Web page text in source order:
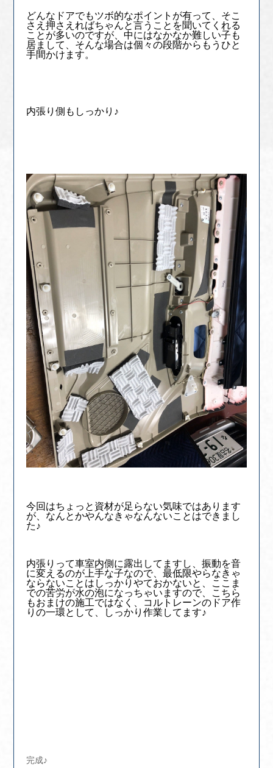
どんなドアでもツボ的なポイントが有って、そこ
さえ押さえればちゃんと言うことを聞いてくれる
ことが多いのですが、中にはなかなか難しい子も
居まして、そんな場合は個々の段階からもうひと
手間かけます。
内張り側もしっかり♪
今回はちょっと資材が足らない気味ではあります
が、なんとかやんなきゃなんないことはできまし
た♪
内張りって車室内側に露出してますし、振動を音
に変えるのが上手な子なので、最低限やらなきゃ
ならないことはしっかりやておかないと、ここま
での苦労が水の泡になっちゃいますので、こちら
もおまけの施工ではなく、コルトレーンのドア作
りの一環として、しっかり作業してます♪
完成♪